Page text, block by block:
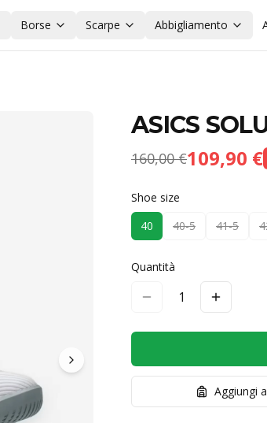
Borse Scarpe Abbigliamento
ASICS
160,00 €109,90 €
Shoe size
40
40-5 41-5
Quantità
1
Aggiungi